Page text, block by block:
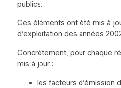
publics.
Ces éléments ont été mis à
d’exploitation des années
Concrètement, pour chaque
mis à jour :
les facteurs d’émission